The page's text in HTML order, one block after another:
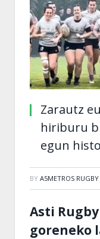
Zarautz
hiriburu
egun
BY A5METROS RUGBY
Asti
goreneko